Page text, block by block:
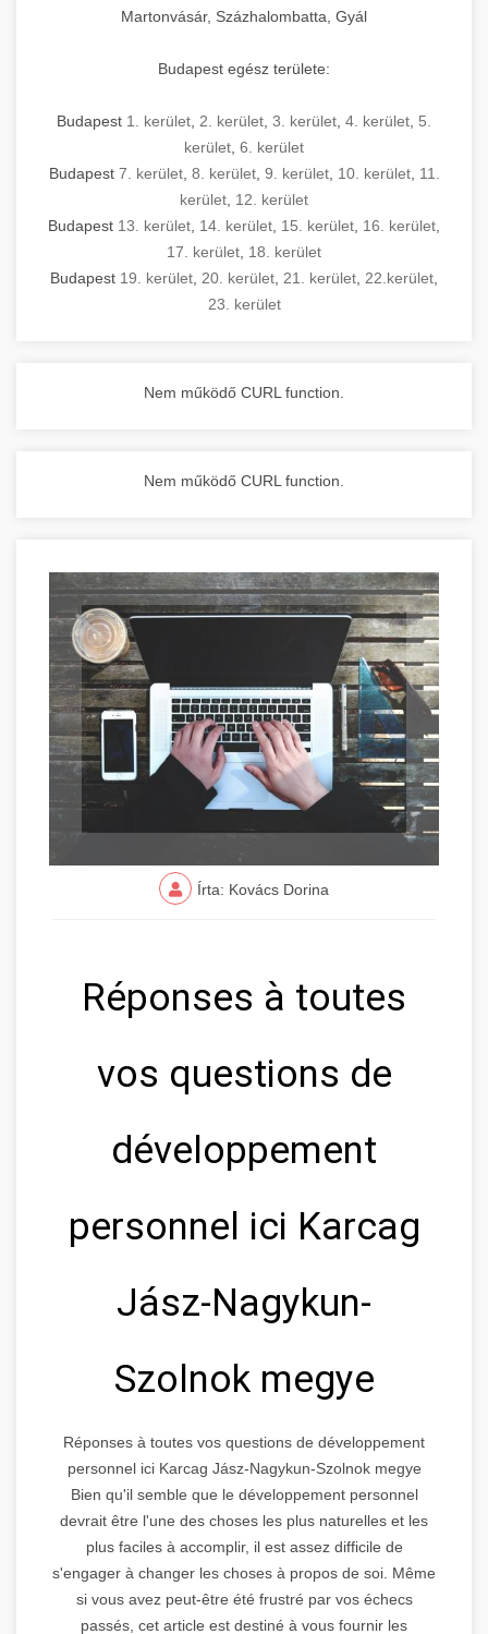
Martonvásár, Százhalombatta, Gyál
Budapest egész területe:
Budapest 1. kerület 2. kerület 3. kerület 4. kerület 5.
kerület 6. kerület
Budapest 7. kerület, 8. kerület, 9. kerület, 10. kerület, 11.
kerület 12. kerület
Budapest 13. kerület 14. kerület 15. kerület 16. kerület
17. kerület 18. kerület
Budapest 19. kerület 20. kerület 21. kerület 22.kerület
23. kerület
Nem működő CURL function.
Nem működő CURL function.
Írta: Kovács Dorina
Réponses à toutes
vos questions de
développement
personnel ici Karcag
Jász-Nagykun-
Szolnok megye
Réponses à toutes vos questions de développement
personnel ici Karcag Jász-Nagykun-Szolnok megye
Bien qu'il semble que le développement personnel
devrait être l'une des choses les plus naturelles et les
plus faciles à accomplir, il est assez difficile de
s'engager à changer les choses à propos de soi. Même
si vous avez peut-être été frustré par vos échecs
passés, cet article est destiné à vous fournir les